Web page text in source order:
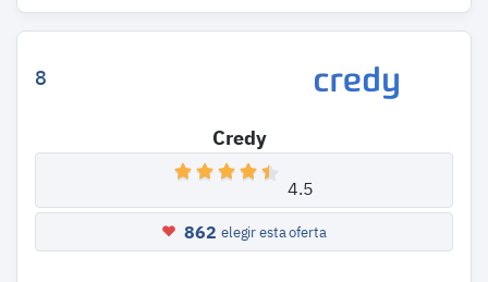
8
Credy
4.5
862 elegir esta oferta